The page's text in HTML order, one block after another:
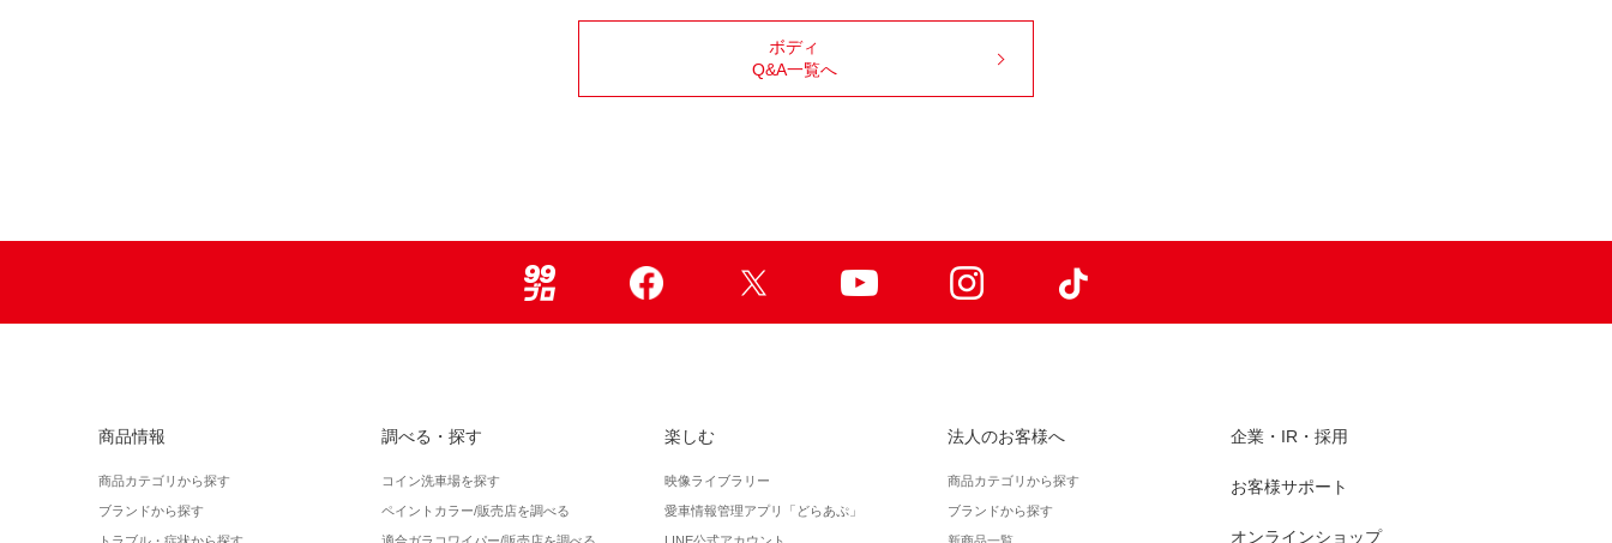
ボディ
Q&A一覧へ
商品情報
商品カテゴリから探す
ブランドから探す
調べる・探す
コイン洗車場を探す
ペイントカラー/販売店を調べる
楽しむ
映像ライブラリー
愛車情報管理アプリ「どらあぷ」
法人のお客様へ
商品カテゴリから探す
ブランドから探す
企業・IR・採用
お客様サポート
オンラインショップ